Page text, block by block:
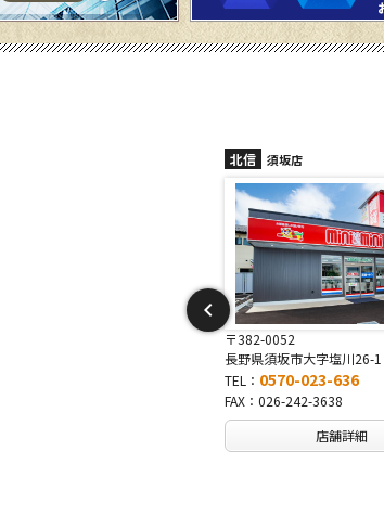
北信
長野県長野市
TEL：0570-
FAX：026-254-